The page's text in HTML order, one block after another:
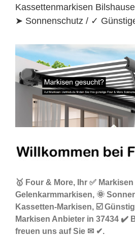
Kassettenmarkisen
➤ Sonnenschutz / ✓
🥇 Four & More, Ihr ✅
Gelenkarmmarkisen, 🌞
Kassetten-Markisen, ☑️
Markisen Anbieter in 37434 ✔️
freuen uns auf Sie ✉ ✔.